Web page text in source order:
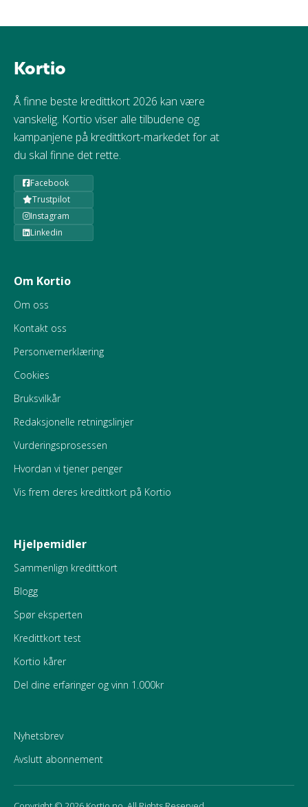
Kortio
Å finne beste kredittkort 2026 kan være
vanskelig. Kortio viser alle tilbudene og
kampanjene på kredittkort-markedet for at
du skal finne det rette.
Facebook
Trustpilot
Instagram
Linkedin
Om Kortio
Om oss
Kontakt oss
Personvernerklæring
Cookies
Bruksvilkår
Redaksjonelle retningslinjer
Vurderingsprosessen
Hvordan vi tjener penger
Vis frem deres kredittkort på Kortio
Hjelpemidler
Sammenlign kredittkort
Blogg
Spør eksperten
Kredittkort test
Kortio kårer
Del dine erfaringer og vinn 1.000kr
Nyhetsbrev
Avslutt abonnement